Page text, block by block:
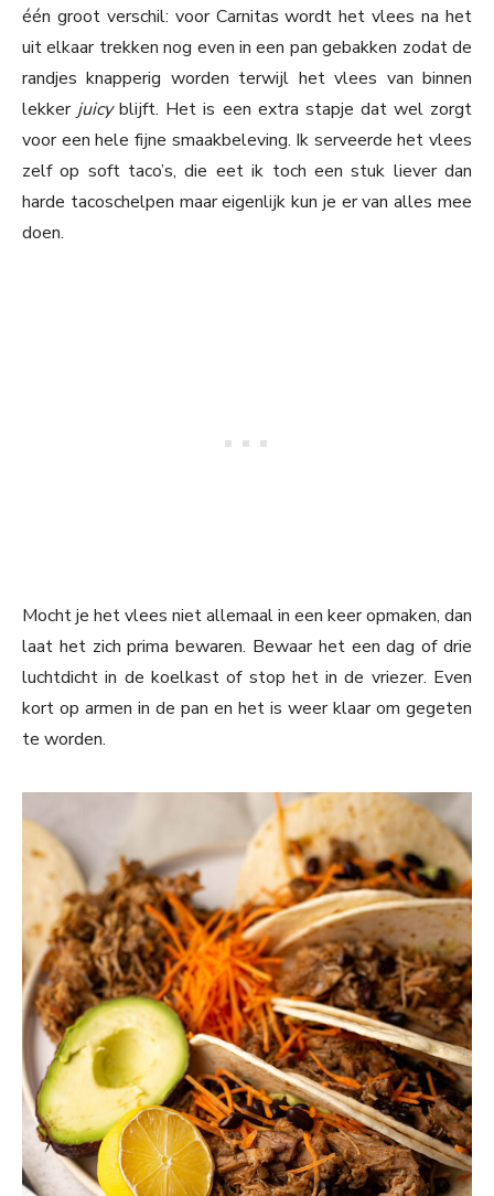
één groot verschil: voor Carnitas wordt het vlees na het
uit elkaar trekken nog even in een pan gebakken zodat de
randjes knapperig worden terwijl het vlees van binnen
lekker juicyblijft. Het is een extra stapje dat wel zorgt
voor een hele fijne smaakbeleving. Ik serveerde het vlees
zelf op soft taco’s, die eet ik toch een stuk liever dan
harde tacoschelpen maar eigenlijk kun je er van alles mee
doen.
Mocht je het vlees niet allemaal in een keer opmaken, dan
laat het zich prima bewaren. Bewaar het een dag of drie
luchtdicht in de koelkast of stop het in de vriezer. Even
kort op armen in de pan en het is weer klaar om gegeten
te worden.